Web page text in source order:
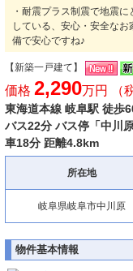
・耐震プラス制震で地震
している、安心・安全な
備で安心ですね♪
【新築一戸建て】
価格 2,290万円 （
東海道本線 岐阜駅 徒歩
バス22分 バス停「中川
車18分 距離4.8km
所在地
岐阜県岐阜市中川原
物件基本情報